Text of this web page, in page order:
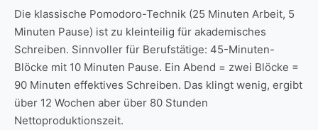
Die klassische Pomodoro-Technik (25 Minuten Arbeit, 5
Minuten Pause) ist zu kleinteilig für akademisches
Schreiben. Sinnvoller für Berufstätige: 45-Minuten-
Blöcke mit 10 Minuten Pause. Ein Abend = zwei Blöcke =
90 Minuten effektives Schreiben. Das klingt wenig, ergibt
über 12 Wochen aber über 80 Stunden
Nettoproduktionszeit.